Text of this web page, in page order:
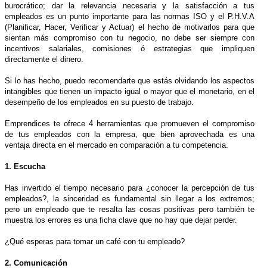
burocrático; dar la relevancia necesaria y la satisfacción a tus
empleados es un punto importante para las normas ISO y el P.H.V.A
(Planificar, Hacer, Verificar y Actuar) el hecho de motivarlos para que
sientan más compromiso con tu negocio, no debe ser siempre con
incentivos salariales, comisiones ó estrategias que impliquen
directamente el dinero.
Si lo has hecho, puedo recomendarte que estás olvidando los aspectos
intangibles que tienen un impacto igual o mayor que el monetario, en el
desempeño de los empleados en su puesto de trabajo.
Emprendices te ofrece 4 herramientas que promueven el compromiso
de tus empleados con la empresa, que bien aprovechada es una
ventaja directa en el mercado en comparación a tu competencia.
1. Escucha
Has invertido el tiempo necesario para ¿conocer la percepción de tus
empleados?, la sinceridad es fundamental sin llegar a los extremos;
pero un empleado que te resalta las cosas positivas pero también te
muestra los errores es una ficha clave que no hay que dejar perder.
¿Qué esperas para tomar un café con tu empleado?
2. Comunicación